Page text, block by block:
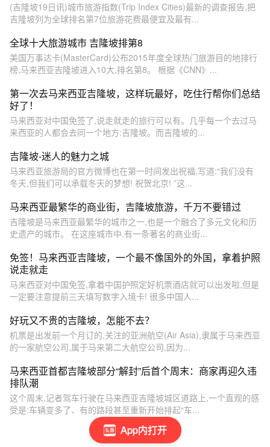
App内打开
(吉隆坡19日讯)城市旅游指数(Trip Index Cities)最新的调查报告,把
吉隆坡列为全球排名第7位旅游花费最便宜及最有...
全球十大旅游城市 吉隆坡排第8
美国万事达卡(MasterCard)公布2015年度全球热门旅游目的地排行
榜,马来西亚吉隆坡进入10大,排名第8。 根据《CNN》...
第一次去马来西亚吉隆坡，这样玩最好，吃住行帮你们总结
好了！
马来西亚对中国免签了,说走就走的旅行可以有。几乎每一个去过马
来西亚的人都会去同一个地方:吉隆坡。而吉隆坡的...
吉隆坡-迷人的魅力之城
马来西亚旅游局的官方微博也在第一时间发出祝福,写道:“我们没有
冬天,但我们可以承载冬天的梦想! 祝贺北京! ”这...
马来西亚最繁华的商业街，吉隆坡旅游，千万不要错过
吉隆坡是马来西亚最繁华的城市之一,也是一个融合了多元文化和历
史遗产的城市。 在这座城市中,有一条著名的商业街...
免签！马来西亚吉隆坡，一个最不像国外的外国，拿着护照
说走就走
马来西亚对中国免签,拿着中国护照定好机票酒店就可以出发啦,但是
一定要注意提前三天填写数字入境卡! 很多中国人...
好玩又不贵的吉隆坡，怎能不去？
机票是出发前一个月订的,关注的亚洲航空(Air Asia),隶属于马来西亚
的一家航空公司,属于马来第二大航空公司,因为...
马来西亚首都吉隆坡部分“解封”后首个周末：商家再迎久违
排队潮
这个周末,记者驾车行驶在马来西亚吉隆坡城区道路上,一个直观的感
受是:车辆变多了、有的路段甚至重新开始排起“车...